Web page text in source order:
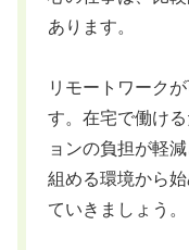
あります。
リモートワーク
す。在宅で働け
ョンの負担が軽
組める環境から
ていきましょう。